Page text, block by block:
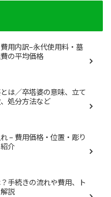
用内訳–永代使用料・墓
の平均価格
は／卒塔婆の意味、立て
処分方法など
– 費用価格・位置・彫り
介
手続きの流れや費用、ト
説